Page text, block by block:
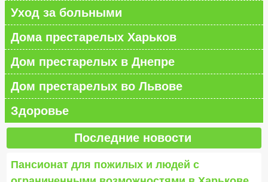
Уход за больными
Дома престарелых Харьков
Дом престарелых в Днепре
Дом престарелых во Львове
Здоровье
Последние новости
Пансионат для пожилых и людей с